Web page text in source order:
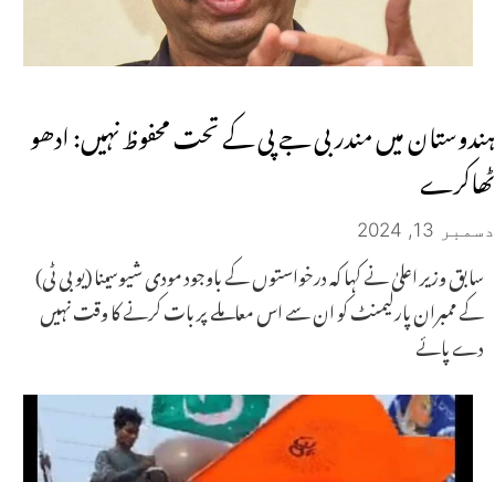
ہندوستان میں مندر بی جے پی کے تحت محفوظ نہیں: ادھو
ٹھاکرے
دسمبر 13, 2024
سابق وزیر اعلیٰ نے کہا کہ درخواستوں کے باوجود مودی شیوسینا (یو بی ٹی)
کے ممبران پارلیمنٹ کو ان سے اس معاملے پر بات کرنے کا وقت نہیں
دے پائے